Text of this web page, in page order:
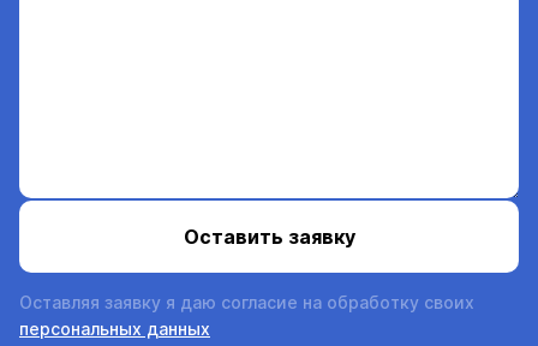
Оставляя заявку я даю согласие на обработку своих
персональных данных